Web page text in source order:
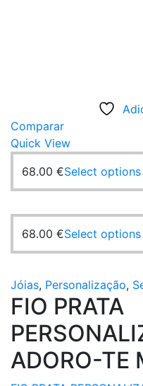
Comparar
Quick View
68.00 €Select options
68.00 €Select options
Jóias, Personalização,
FIO PRATA
ADORO-TE